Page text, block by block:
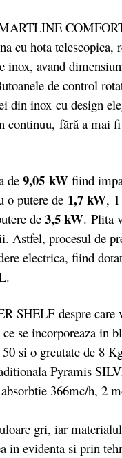
cu hota telescopica,
inox, avand
de control
din inox cu design
continuu, fără a mai
de 9,05 kW fiind
o putere de 1,7 kW,
de3,5 kW. Plita
Astfel, procesul de
electrica, fiind
despre care
se incorporeaza in
si o greutate de 8
gri, iar
in evidenta si prin